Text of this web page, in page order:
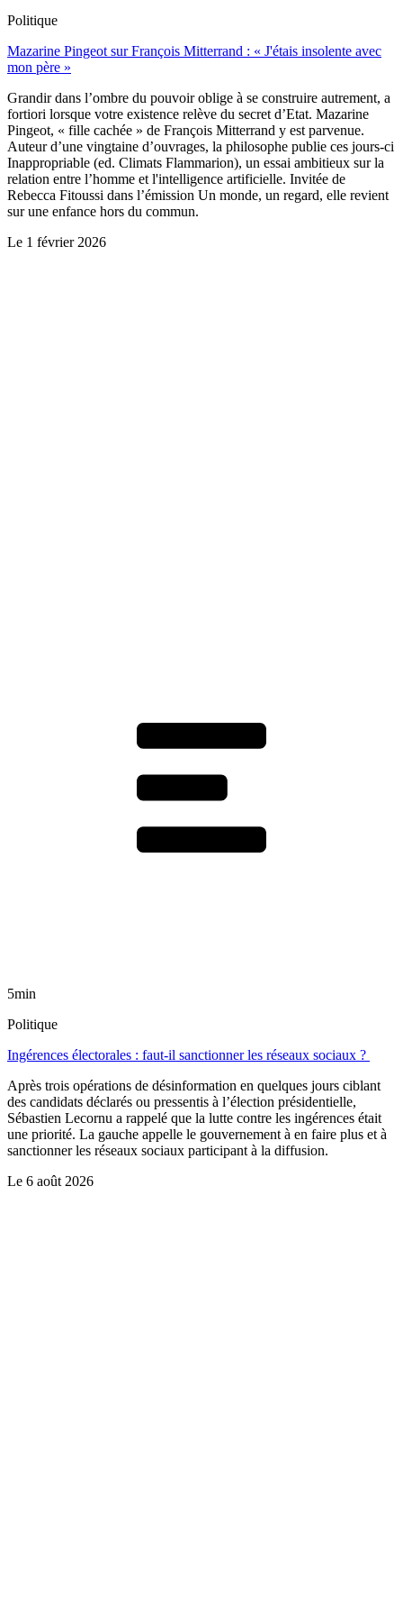
Politique
Mazarine Pingeot sur François Mitterrand : « J'étais insolente avec
mon père »
Grandir dans l’ombre du pouvoir oblige à se construire autrement, a
fortiori lorsque votre existence relève du secret d’Etat. Mazarine
Pingeot, « fille cachée » de François Mitterrand y est parvenue.
Auteur d’une vingtaine d’ouvrages, la philosophe publie ces jours-ci
Inappropriable (ed. Climats Flammarion), un essai ambitieux sur la
relation entre l’homme et l'intelligence artificielle. Invitée de
Rebecca Fitoussi dans l’émission Un monde, un regard, elle revient
sur une enfance hors du commun.
Le 1 février 2026
5min
Politique
Ingérences électorales : faut-il sanctionner les réseaux sociaux ?
Après trois opérations de désinformation en quelques jours ciblant
des candidats déclarés ou pressentis à l’élection présidentielle,
Sébastien Lecornu a rappelé que la lutte contre les ingérences était
une priorité. La gauche appelle le gouvernement à en faire plus et à
sanctionner les réseaux sociaux participant à la diffusion.
Le 6 août 2026